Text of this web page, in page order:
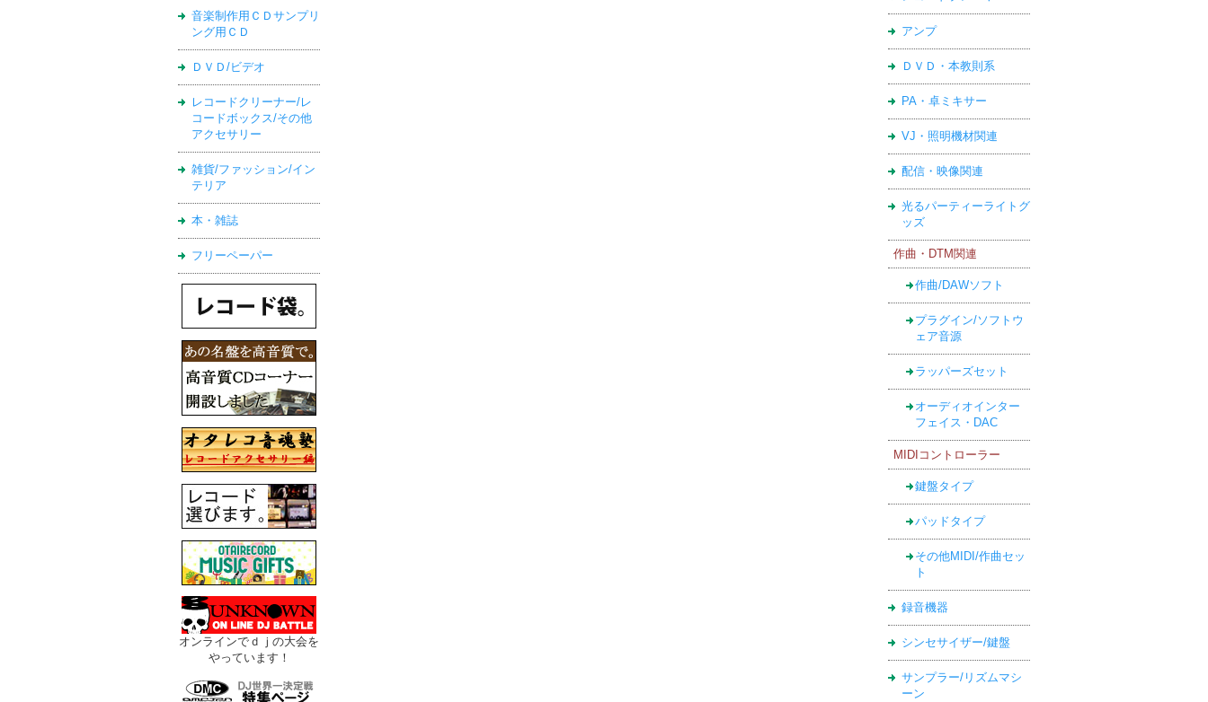
音楽制作用ＣＤサンプリ
ング用ＣＤ
ＤＶＤ/ビデオ
レコードクリーナー/レ
コードボックス/その他
アクセサリー
雑貨/ファッション/イン
テリア
本・雑誌
フリーペーパー
オンラインでｄｊの大会を
やっています！
アンプ
ＤＶＤ・本教則系
PA・卓ミキサー
VJ・照明機材関連
配信・映像関連
光るパーティーライトグ
ッズ
作曲・DTM関連
作曲/DAWソフト
プラグイン/ソフトウ
ェア音源
ラッパーズセット
オーディオインター
フェイス・DAC
MIDIコントローラー
鍵盤タイプ
パッドタイプ
その他MIDI/作曲セッ
ト
録音機器
シンセサイザー/鍵盤
サンプラー/リズムマシ
ーン